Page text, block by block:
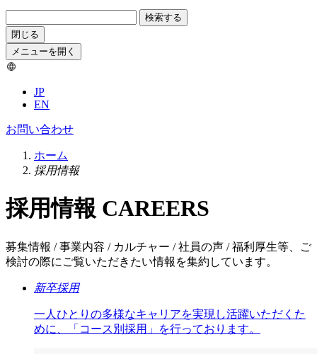
検索する
閉じる
メニューを開く
JP
EN
お問い合わせ
ホーム
採用情報
採用情報 CAREERS
募集情報 / 事業内容 / カルチャー / 社員の声 / 福利厚生等、ご
検討の際にご覧いただきたい情報を集約しています。
新卒採用
一人ひとりの多様なキャリアを実現し活躍いただくた
めに、「コース別採用」を行っております。